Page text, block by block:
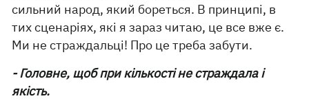
сильний народ, який бореться. В принципі, в
тих сценаріях, які я зараз читаю, це все вже є.
Ми не страждальці! Про це треба забути.
- Головне, щоб при кількості не страждала і
якість.